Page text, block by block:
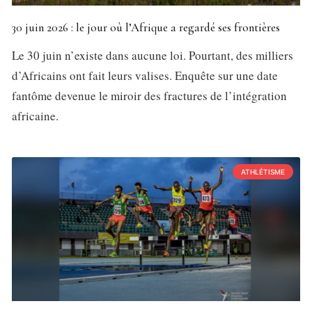
30 juin 2026 : le jour où l’Afrique a regardé ses frontières
Le 30 juin n’existe dans aucune loi. Pourtant, des milliers
d’Africains ont fait leurs valises. Enquête sur une date
fantôme devenue le miroir des fractures de l’intégration
africaine.
ATHLÉTISME